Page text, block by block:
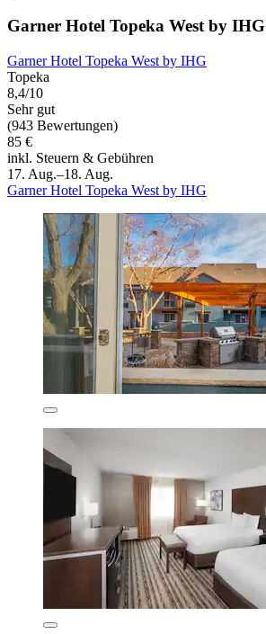
Garner Hotel Topeka West by IHG
Garner Hotel Topeka West by IHG
Topeka
8,4/10
Sehr gut
(943 Bewertungen)
85 €
inkl. Steuern & Gebühren
17. Aug.–18. Aug.
Garner Hotel Topeka West by IHG